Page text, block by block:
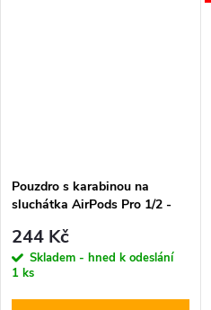
Pouzdro s karabinou na
sluchátka AirPods Pro 1/2 -
Black
244 Kč
Skladem - hned k odeslání
1 ks